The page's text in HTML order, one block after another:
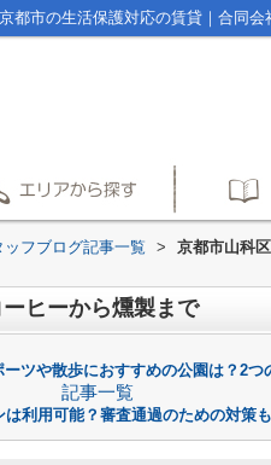
都市の生活保護対応の賃貸｜合同会
フブログ記事一覧 >
京都市山科
ヒーから燻製まで
ツや散歩におすすめの公園は？2つ
記事一覧
は利用可能？審査通過のための対策